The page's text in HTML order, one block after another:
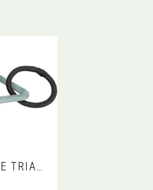
CITYSTYLE TRIANGEL MED REPRINGAR, TPR, 44 CM